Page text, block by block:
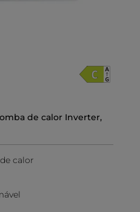
de calor Inverter,
calor